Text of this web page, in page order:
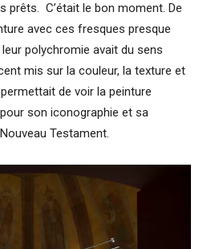
prêts. C’était le bon moment. De
avec ces fresques presque
polychromie avait du sens
mis sur la couleur, la texture et
de voir la peinture
son iconographie et sa
Testament.